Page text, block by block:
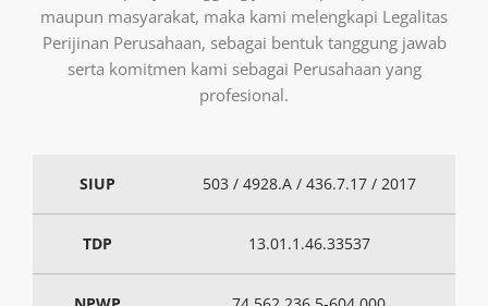
maupun masyarakat, maka kami melengkapi Legalitas
Perijinan Perusahaan, sebagai bentuk tanggung jawab
serta komitmen kami sebagai Perusahaan yang
profesional.
SIUP 503 / 4928.A / 436.7.17 / 2017
TDP 13.01.1.46.33537